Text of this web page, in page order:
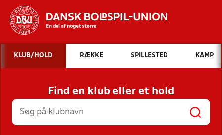
Hvad vil du søge efter?
INDHOLD OG NYHEDER
STILLINGER, RESULTATER, KLUBBER OG
HOLD
KLUB/HOLD RÆKKE SPILLESTED KAMP
Find en klub eller et hold